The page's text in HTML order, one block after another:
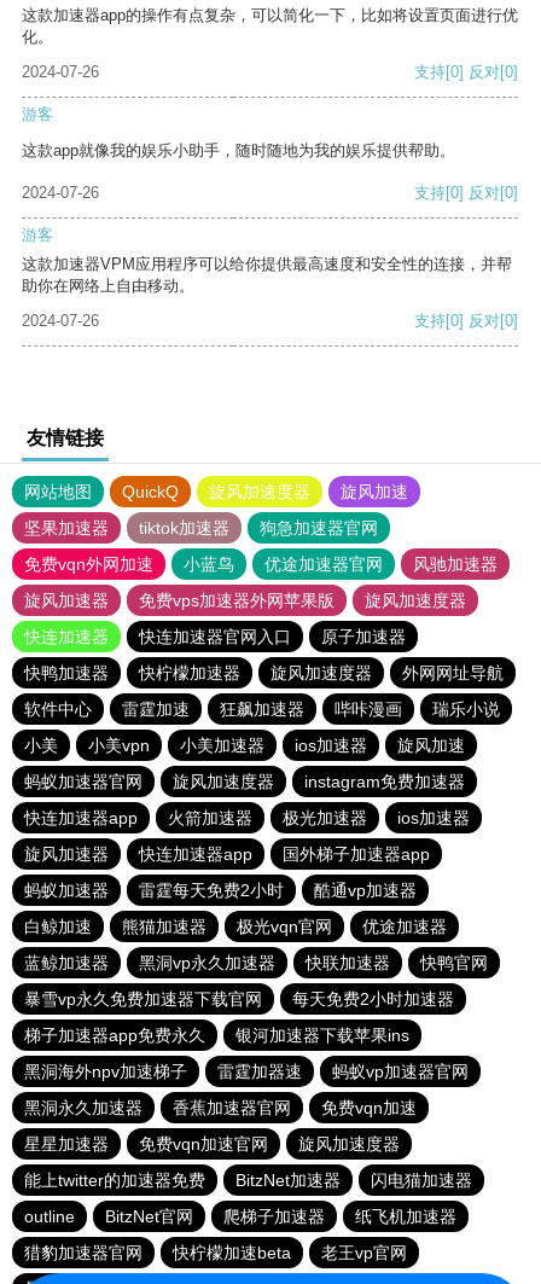
这款加速器app的操作有点复杂，可以简化一下，比如将设置页面进行优
化。
2024-07-26
支持[0] 反对[0]
游客
这款app就像我的娱乐小助手，随时随地为我的娱乐提供帮助。
2024-07-26 支持[0] 反对[0]
游客
这款加速器VPM应用程序可以给你提供最高速度和安全性的连接，并帮
助你在网络上自由移动。
2024-07-26
支持[0] 反对[0]
友情链接
网站地图 QuickQ 旋风加速度器
旋风加速
坚果加速器
tiktok加速器
狗急加速器官网
免费vqn外网加速
小蓝鸟 优途加速器官网
风驰加速器
旋风加速器
免费vps加速器外网苹果版
旋风加速度器
快连加速器
快连加速器官网入口
原子加速器
快鸭加速器
快柠檬加速器 旋风加速度器
外网网址导航
软件中心
雷霆加速 狂飙加速器 哔咔漫画
瑞乐小说
小美
小美vpn 小美加速器 ios加速器
旋风加速
蚂蚁加速器官网
旋风加速度器
instagram免费加速器
快连加速器app
火箭加速器 极光加速器
ios加速器
旋风加速器
快连加速器app
国外梯子加速器app
蚂蚁加速器
雷霆每天免费2小时
酷通vp加速器
白鲸加速
熊猫加速器 极光vqn官网
优途加速器
蓝鲸加速器
黑洞vp永久加速器 快联加速器
快鸭官网
暴雪vp永久免费加速器下载官网
每天免费2小时加速器
梯子加速器app免费永久
银河加速器下载苹果ins
黑洞海外npv加速梯子
雷霆加器速
蚂蚁vp加速器官网
黑洞永久加速器
香蕉加速器官网
免费vqn加速
星星加速器
免费vqn加速官网
旋风加速度器
能上twitter的加速器免费
BitzNet加速器
闪电猫加速器
outline
BitzNet官网 爬梯子加速器
纸飞机加速器
猎豹加速器官网
快柠檬加速beta
老王vp官网